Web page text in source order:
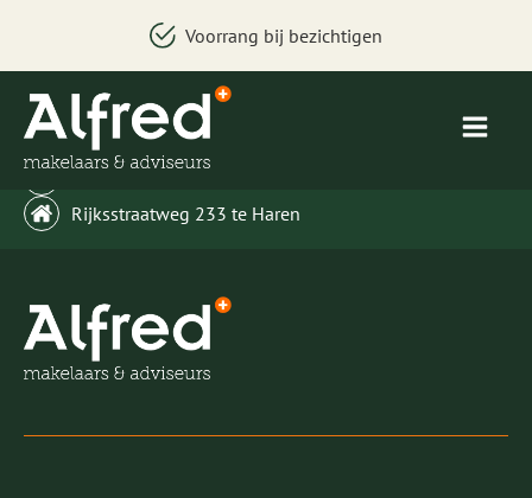
Voorrang bij bezichtigen
Rijksstraatweg 233 te Haren